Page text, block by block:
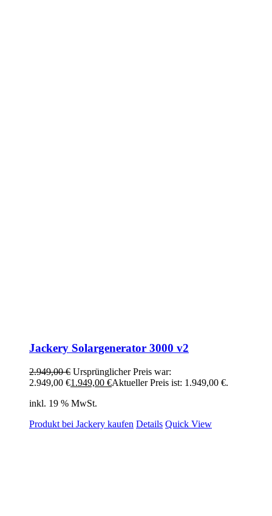
Jackery Solargenerator 3000 v2
2.949,00€ Ursprünglicher Preis war:
2.949,00 €1.949,00 €Aktueller Preis ist: 1.949,00 €.
inkl. 19 % MwSt.
Produkt bei Jackery kaufen Details Quick View